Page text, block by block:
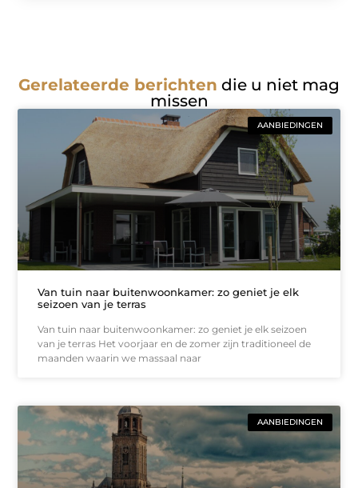
Gerelateerde berichten die u niet mag
missen
AANBIEDINGEN
Van tuin naar buitenwoonkamer: zo geniet je elk
seizoen van je terras
Van tuin naar buitenwoonkamer: zo geniet je elk seizoen
van je terras Het voorjaar en de zomer zijn traditioneel de
maanden waarin we massaal naar
AANBIEDINGEN